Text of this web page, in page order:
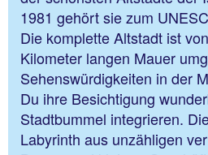
1981 gehört sie zum
Die komplette Altstadt ist
Kilometer langen Mauer
Sehenswürdigkeiten in der
Du ihre Besichtigung
Stadtbummel integrieren.
Labyrinth aus unzähligen